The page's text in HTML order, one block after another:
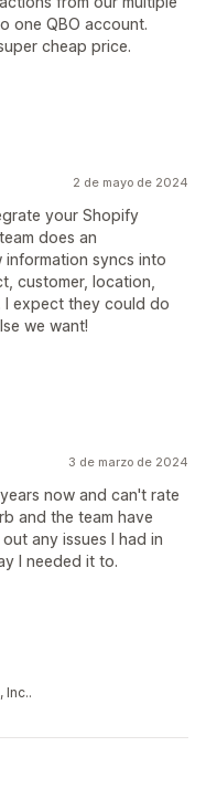
one QBO account.
cheap price.
2 de mayo de 2024
your Shopify
does an
syncs into
customer, location,
I expect they could do
we want!
3 de marzo de 2024
now and can't rate
and the team have
any issues I had in
I needed it to.
Inc..